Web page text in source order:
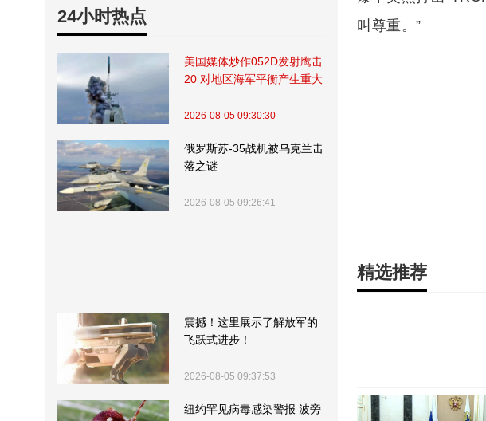
24小时热点
美国媒体炒作052D发射鹰击
20 对地区海军平衡产生重大
2026-08-05 09:30:30
俄罗斯苏-35战机被乌克兰击
落之谜
2026-08-05 09:26:41
震撼！这里展示了解放军的
飞跃式进步！
2026-08-05 09:37:53
纽约罕见病毒感染警报 波旁
叫尊重。”
精选推荐